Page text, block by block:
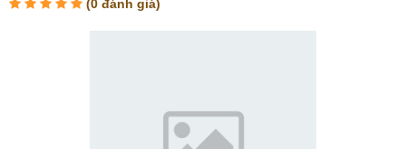
(0 đánh giá)